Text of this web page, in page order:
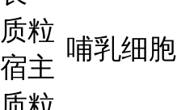
质粒
宿主
哺乳细胞